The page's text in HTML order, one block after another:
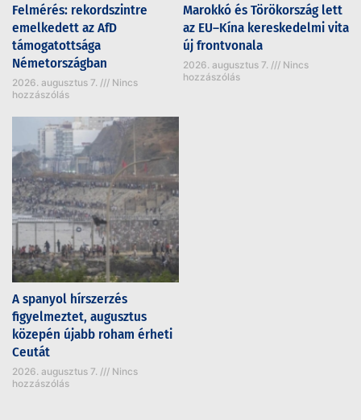
Felmérés: rekordszintre
emelkedett az AfD
támogatottsága
Németországban
2026. augusztus 7.
Nincs
hozzászólás
Marokkó és Törökország lett
az EU–Kína kereskedelmi vita
új frontvonala
2026. augusztus 7.
Nincs
hozzászólás
A spanyol hírszerzés
figyelmeztet, augusztus
közepén újabb roham érheti
Ceutát
2026. augusztus 7.
Nincs
hozzászólás